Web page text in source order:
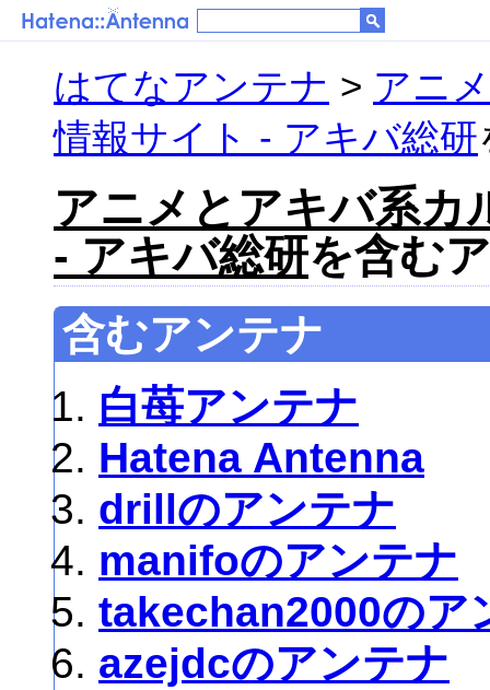
はてなアンテナ > アニ
情報サイト - アキバ総研
アニメとアキバ系カ
- アキバ総研を含む
含むアンテナ
白苺アンテナ
Hatena Antenna
drillのアンテナ
manifoのアンテナ
takechan2000のア
azejdcのアンテナ